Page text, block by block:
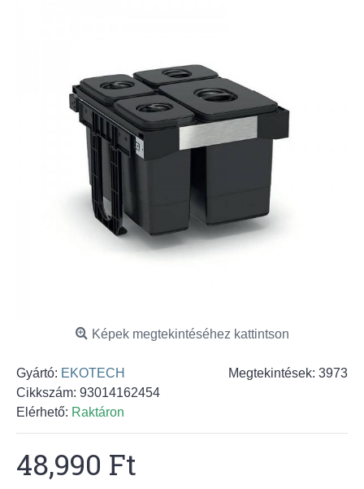
Képek megtekintéséhez kattintson
Megtekintések: 3973
Gyártó: EKOTECH
Cikkszám: 93014162454
Elérhető: Raktáron
48,990 Ft